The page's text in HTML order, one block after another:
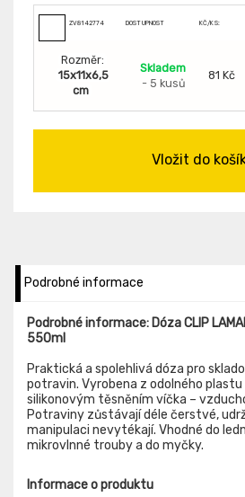
ZV8142774 DOSTUPNOST KČ/KS:
Rozměr:
15x11x6,5
cm
Skladem
- 5 kusů
81 Kč
Vložit do
Podrobné informace
Podrobné informace: Dóza CLIP
550ml
Praktická a spolehlivá dóza pro
potravin. Vyrobena z odolného
silikonovým těsněním víčka –
Potraviny zůstávají déle čerstvé,
manipulaci nevytékají. Vhodné do
mikrovlnné trouby a do myčky.
Informace o produktu